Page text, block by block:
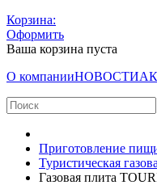
Корзина:
Оформить
Ваша корзина пуста
О компанииНОВОСТИ
Приготовление
Туристическая
Газовая плита